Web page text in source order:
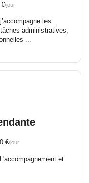
/jour
les
administratives,
...
€/jour
et